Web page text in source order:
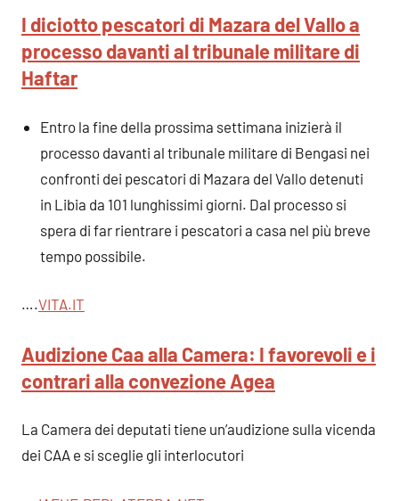
I diciotto pescatori di Mazara del Vallo a
processo davanti al tribunale militare di
Haftar
Entro la fine della prossima settimana inizierà il
processo davanti al tribunale militare di Bengasi nei
confronti dei pescatori di Mazara del Vallo detenuti
in Libia da 101 lunghissimi giorni. Dal processo si
spera di far rientrare i pescatori a casa nel più breve
tempo possibile.
….VITA.IT
Audizione Caa alla Camera: I favorevoli e i
contrari alla convezione Agea
La Camera dei deputati tiene un’audizione sulla vicenda
dei CAA e si sceglie gli interlocutori